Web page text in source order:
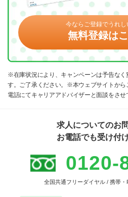
今ならご登録でうれし
無料登録は
※在庫状況により、キャンペーンは予告なく
す。ご了承ください。※本ウェブサイトから
電話にてキャリアアドバイザーと面談をさせ
求人についてのお
お電話でも受け付
0120-
全国共通フリーダイヤル / 携帯